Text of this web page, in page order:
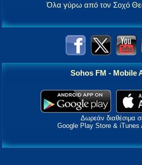
Όλα γύρω από τον Σοχό
Sohos FM - Mobile
Δωρεάν διαθέσιμα
Google Play Store & iTunes